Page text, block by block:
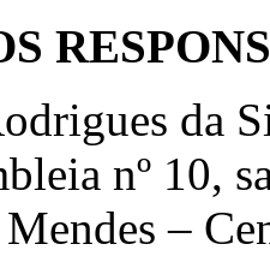
da
nº 10,
–